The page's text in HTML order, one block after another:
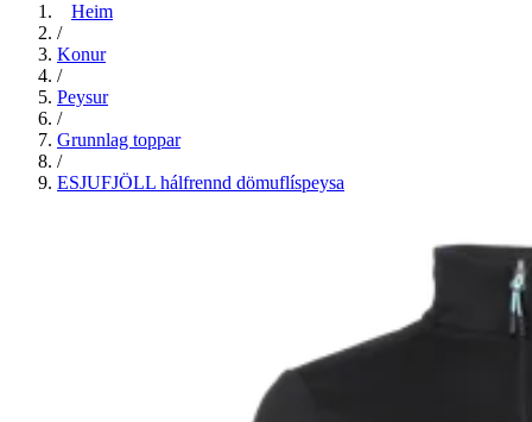
Heim
/
Konur
/
Peysur
/
Grunnlag toppar
/
ESJUFJÖLL hálfrennd dömuflíspeysa